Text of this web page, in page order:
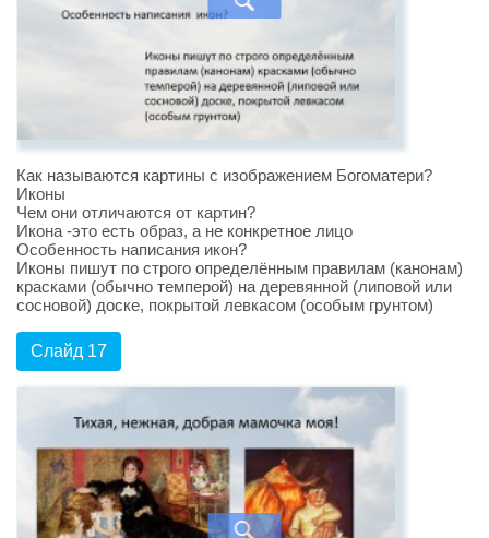
Как называются картины с изображением Богоматери?
Иконы
Чем они отличаются от картин?
Икона -это есть образ, а не конкретное лицо
Особенность написания икон?
Иконы пишут по строго определённым правилам (канонам)
красками (обычно темперой) на деревянной (липовой или
сосновой) доске, покрытой левкасом (особым грунтом)
Слайд 17